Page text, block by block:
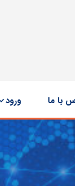
با ما ورود